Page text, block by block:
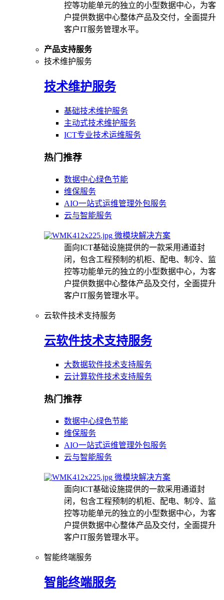
控等功能单元的独立的小型数据中心，为客
户提供数据中心整体产品及交付，全面提升
客户IT服务管理水平。
产品支持服务
技术维护服务
技术维护服务
基础技术维护服务
主动式技术维护服务
ICT专业技术运维服务
热门推荐
数据中心绿色节能
维保服务
AIO一站式运维管理外包服务
云与智能服务
微模块解决方案
面向ICT基础设施提供的一款采用通道封
闭，包含工程预制的机柜、配电、制冷、监
控等功能单元的独立的小型数据中心，为客
户提供数据中心整体产品及交付，全面提升
客户IT服务管理水平。
云软件技术支持服务
云软件技术支持服务
大数据软件技术支持服务
云计算软件技术支持服务
热门推荐
数据中心绿色节能
维保服务
AIO一站式运维管理外包服务
云与智能服务
微模块解决方案
面向ICT基础设施提供的一款采用通道封
闭，包含工程预制的机柜、配电、制冷、监
控等功能单元的独立的小型数据中心，为客
户提供数据中心整体产品及交付，全面提升
客户IT服务管理水平。
智能终端服务
智能终端服务